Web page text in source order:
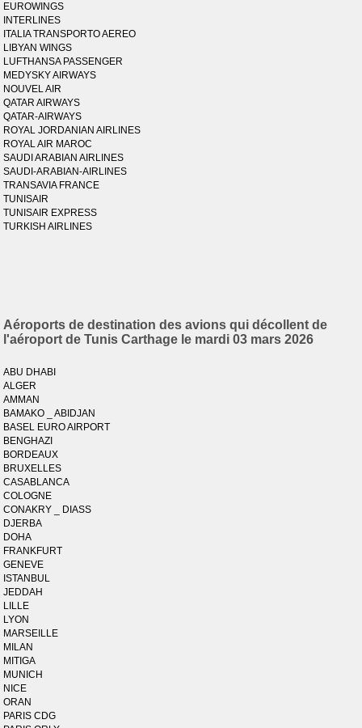
EUROWINGS
INTERLINES
ITALIA TRANSPORTO AEREO
LIBYAN WINGS
LUFTHANSA PASSENGER
MEDYSKY AIRWAYS
NOUVEL AIR
QATAR AIRWAYS
QATAR-AIRWAYS
ROYAL JORDANIAN AIRLINES
ROYAL AIR MAROC
SAUDI ARABIAN AIRLINES
SAUDI-ARABIAN-AIRLINES
TRANSAVIA FRANCE
TUNISAIR
TUNISAIR EXPRESS
TURKISH AIRLINES
Aéroports de destination des avions qui décollent de
l'aéroport de Tunis Carthage le mardi 03 mars 2026
ABU DHABI
ALGER
AMMAN
BAMAKO _ ABIDJAN
BASEL EURO AIRPORT
BENGHAZI
BORDEAUX
BRUXELLES
CASABLANCA
COLOGNE
CONAKRY _ DIASS
DJERBA
DOHA
FRANKFURT
GENEVE
ISTANBUL
JEDDAH
LILLE
LYON
MARSEILLE
MILAN
MITIGA
MUNICH
NICE
ORAN
PARIS CDG